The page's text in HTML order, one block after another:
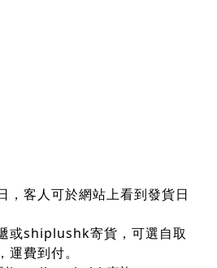
，客人可於網站上看到發貨日
或shiplushk寄貨，可選自取
費到付。